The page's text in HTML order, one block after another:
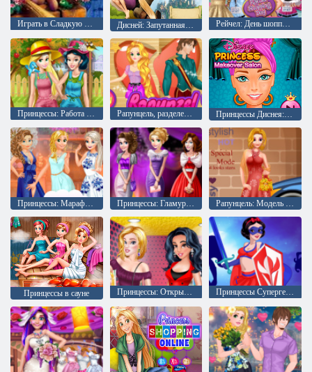
Играть в Сладкую Рапунцель Рейчел: День шоппинга
Принцессы: Работа в саду Рапунцель, разделенный с Флинном Принцессы Диснея: Салон красоты
Принцессы: Марафон вчечеринок Принцессы: Гламурный выпускной Рапунцель: Модель для журнала мод
Принцессы в сауне Принцессы: Открытие художественной галереи Принцессы Супергерои